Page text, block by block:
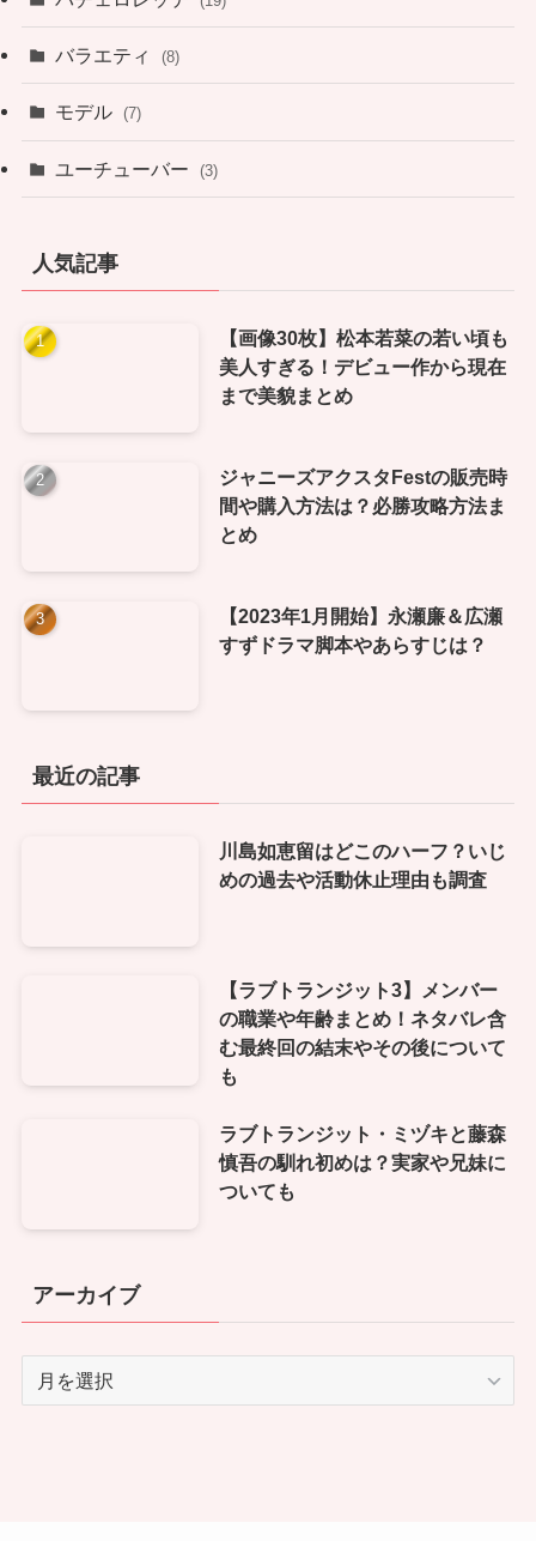
バラエティ (8)
モデル (7)
ユーチューバー (3)
人気記事
【画像30枚】松本若菜の若い頃も
美人すぎる！デビュー作から現在
まで美貌まとめ
ジャニーズアクスタFestの販売時
間や購入方法は？必勝攻略方法ま
とめ
【2023年1月開始】永瀬廉＆広瀬
すずドラマ脚本やあらすじは？
最近の記事
川島如恵留はどこのハーフ？いじ
めの過去や活動休止理由も調査
【ラブトランジット3】メンバー
の職業や年齢まとめ！ネタバレ含
む最終回の結末やその後について
も
ラブトランジット・ミヅキと藤森
慎吾の馴れ初めは？実家や兄妹に
ついても
アーカイブ